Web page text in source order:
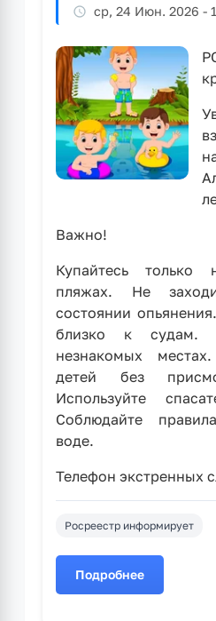
оформления
на
общее
имущество
СНТ
ср, 24 Июн. 2026 -
Важно!
Купайтесь только
пляжах. Не
состоянии
близко к судам.
незнакомых
детей без
Используйте
Соблюдайте
воде.
Телефон экстренных
Росреестр информирует
Подробнее
о